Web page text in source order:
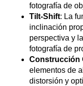
fotografía de
Tilt-Shift: La
inclinación
perspectiva y
fotografía de
Construcción
elementos de
distorsión y